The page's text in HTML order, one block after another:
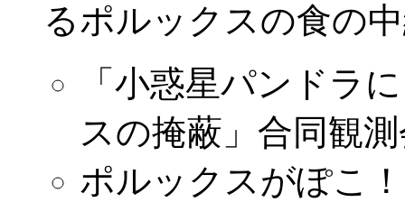
るポルックスの食の
「小惑星パンドラ
スの掩蔽」合同観
ポルックスがぽこ